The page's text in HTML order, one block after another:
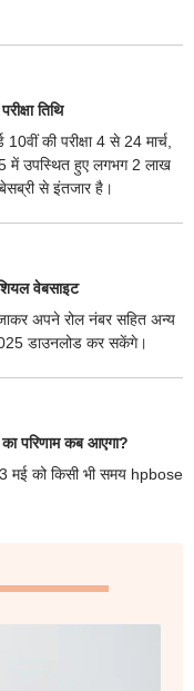
तिथि
की परीक्षा 4 से 24 मार्च,
में उपस्थित हुए लगभग 2 लाख
से इंतजार है।
वेबसाइट
अपने रोल नंबर सहित अन्य
डाउनलोड कर सकेंगे।
परिणाम कब आएगा?
मई को किसी भी समय hpbose